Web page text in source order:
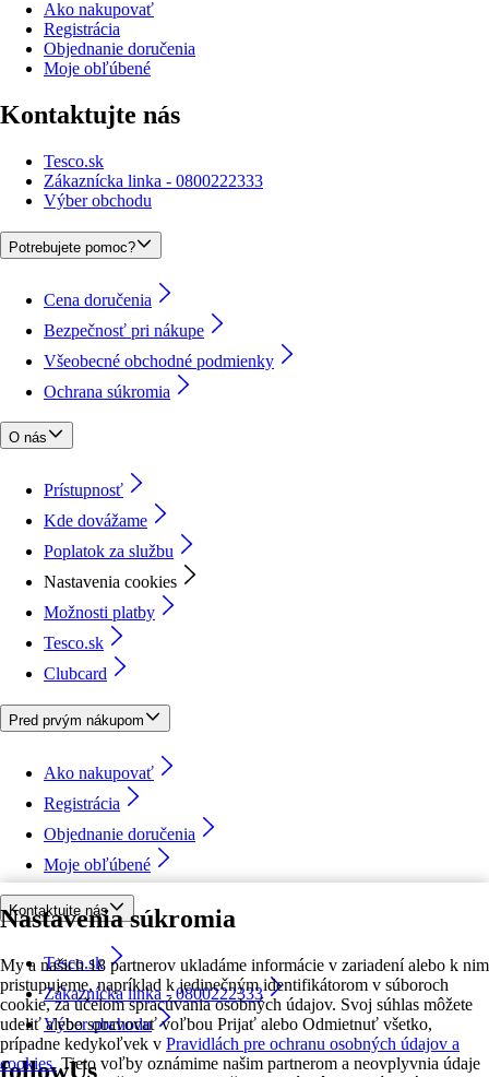
Nastavenia súkromia
My a našich 18 partnerov ukladáme informácie v zariadení alebo k nim
pristupujeme, napríklad k jedinečným identifikátorom v súboroch
cookie, za účelom spracúvania osobných údajov. Svoj súhlas môžete
udeliť alebo spravovať voľbou Prijať alebo Odmietnuť všetko,
prípadne kedykoľvek v Pravidlách pre ochranu osobných údajov a
cookies. Tieto voľby oznámime našim partnerom a neovplyvnia údaje
Ako nakupovať
Registrácia
Objednanie doručenia
Moje obľúbené
Kontaktujte nás
Tesco.sk
Zákaznícka linka - 0800222333
Výber obchodu
Potrebujete pomoc?
Cena doručenia
Bezpečnosť pri nákupe
Všeobecné obchodné podmienky
Ochrana súkromia
O nás
Prístupnosť
Kde dovážame
Poplatok za službu
Nastavenia cookies
Možnosti platby
Tesco.sk
Clubcard
Pred prvým nákupom
Ako nakupovať
Registrácia
Objednanie doručenia
Moje obľúbené
Kontaktujte nás
Tesco.sk
Zákaznícka linka - 0800222333
Výber obchodu
followUs